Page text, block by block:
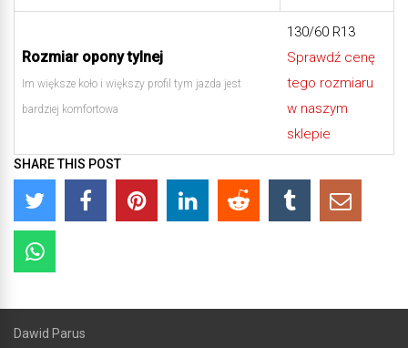
Rozmiar opony tylnej
Im większe koło i większy profil tym jazda jest
bardziej komfortowa
130/60 R13
Sprawdź cenę
tego rozmiaru
w naszym
sklepie
SHARE THIS POST
Dawid Parus